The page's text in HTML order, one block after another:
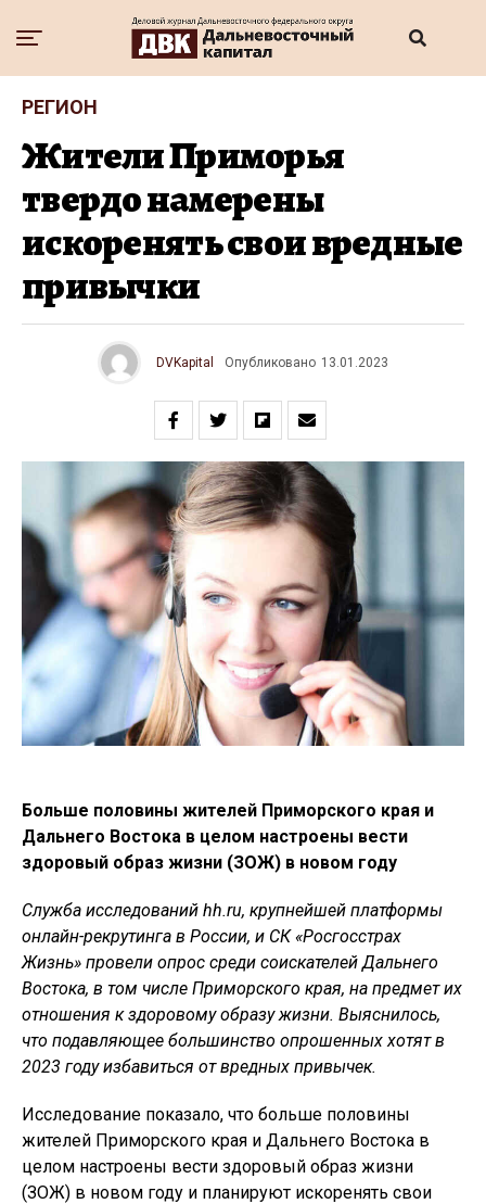
РЕГИОН
Жители Приморья
твердо намерены
искоренять свои вредные
привычки
DVKapital Опубликовано 13.01.2023
Больше половины жителей Приморского края и
Дальнего Востока в целом настроены вести
здоровый образ жизни (ЗОЖ) в новом году
Служба исследований hh.ru, крупнейшей платформы
онлайн-рекрутинга в России, и СК «Росгосстрах
Жизнь» провели опрос среди соискателей Дальнего
Востока, в том числе Приморского края, на предмет их
отношения к здоровому образу жизни. Выяснилось,
что подавляющее большинство опрошенных хотят в
2023 году избавиться от вредных привычек.
Исследование показало, что больше половины
жителей Приморского края и Дальнего Востока в
целом настроены вести здоровый образ жизни
(ЗОЖ) в новом году и планируют искоренять свои